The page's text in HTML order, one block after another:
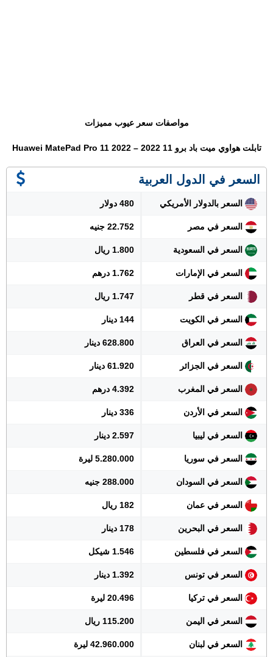
مواصفات سعر عيوب مميزات
تابلت هواوي ميت باد برو 11 2022 – Huawei MatePad Pro 11 2022
السعر في الدول العربية
السعر بالدولار الأمريكي 480 دولار
السعر في مصر 22.752 جنيه
السعر في السعودية 1.800 ريال
السعر في الإمارات 1.762 درهم
السعر في قطر 1.747 ريال
السعر في الكويت 144 دينار
السعر في العراق 628.800 دينار
السعر في الجزائر 61.920 دينار
السعر في المغرب 4.392 درهم
السعر في الأردن 336 دينار
السعر في ليبيا 2.597 دينار
السعر في سوريا 5.280.000 ليرة
السعر في السودان 288.000 جنيه
السعر في عمان 182 ريال
السعر في البحرين 178 دينار
السعر في فلسطين 1.546 شيكل
السعر في تونس 1.392 دينار
السعر في تركيا 20.496 ليرة
السعر في اليمن 115.200 ريال
السعر في لبنان 42.960.000 ليرة